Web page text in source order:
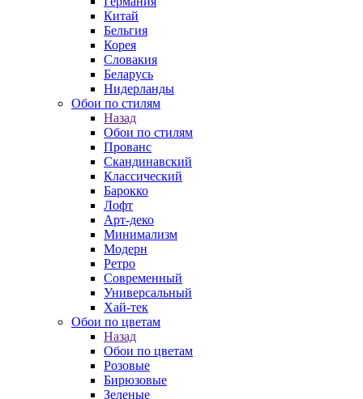
Китай
Бельгия
Корея
Словакия
Беларусь
Нидерланды
Обои по стилям
Назад
Обои по стилям
Прованс
Скандинавский
Классический
Барокко
Лофт
Арт-деко
Минимализм
Модерн
Ретро
Современный
Универсальный
Хай-тек
Обои по цветам
Назад
Обои по цветам
Розовые
Бирюзовые
Зеленые